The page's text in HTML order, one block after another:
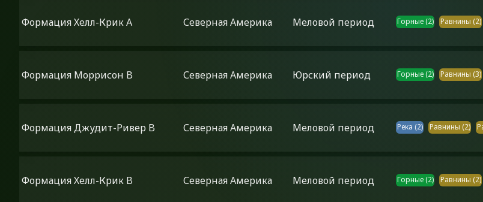
Формация Хелл-Крик A Северная Америка Меловой период Горные(2) Равнины (2)
Формация Моррисон B Северная Америка Юрский период Горные(2) Равнины (3)
Формация Джудит-Ривер B Северная Америка Меловой период Река (2) Равнины (2)
Формация Хелл-Крик B Северная Америка Меловой период Горные(2) Равнины (2)